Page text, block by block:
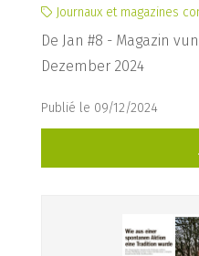
Journaux et magazines
De Jan #8 - Magazin
Dezember 2024
Publié le 09/12/2024